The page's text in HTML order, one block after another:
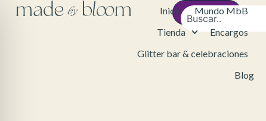
Inicio
Mundo MbB
Tienda
Encargos
Glitter bar & celebraciones
Blog
Contacto